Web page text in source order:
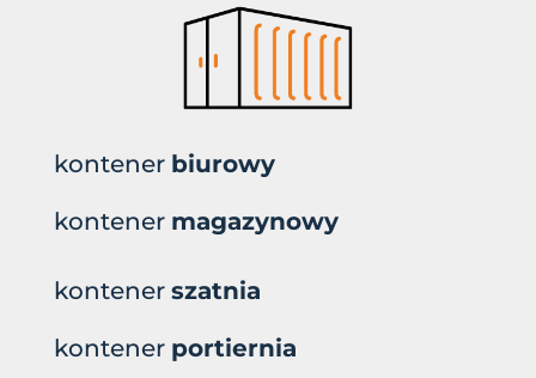
kontener biurowy
kontener magazynowy
kontener szatnia
kontener portiernia